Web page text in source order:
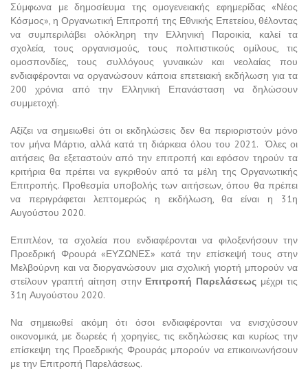
Σύμφωνα με δημοσίευμα της ομογενειακής εφημερίδας «Νέος
Κόσμος», η Οργανωτική Επιτροπή της Εθνικής Επετείου, θέλοντας
να συμπεριλάβει ολόκληρη την Ελληνική Παροικία, καλεί τα
σχολεία, τους οργανισμούς, τους πολιτιστικούς ομίλους, τις
ομοσπονδίες, τους συλλόγους γυναικών και νεολαίας που
ενδιαφέρονται να οργανώσουν κάποια επετειακή εκδήλωση για τα
200 χρόνια από την Ελληνική Επανάσταση να δηλώσουν
συμμετοχή.
Αξίζει να σημειωθεί ότι οι εκδηλώσεις δεν θα περιοριστούν μόνο
τον μήνα Μάρτιο, αλλά κατά τη διάρκεια όλου του 2021. Όλες οι
αιτήσεις θα εξεταστούν από την επιτροπή και εφόσον τηρούν τα
κριτήρια θα πρέπει να εγκριθούν από τα μέλη της Οργανωτικής
Επιτροπής. Προθεσμία υποβολής των αιτήσεων, όπου θα πρέπει
να περιγράφεται λεπτομερώς η εκδήλωση, θα είναι η 31η
Αυγούστου 2020.
Επιπλέον, τα σχολεία που ενδιαφέρονται να φιλοξενήσουν την
Προεδρική Φρουρά «ΕΥΖΩΝΕΣ» κατά την επίσκεψή τους στην
Μελβούρνη και να διοργανώσουν μια σχολική γιορτή μπορούν να
στείλουν γραπτή αίτηση στην Επιτροπή Παρελάσεως μέχρι τις
31η Αυγούστου 2020.
Να σημειωθεί ακόμη ότι όσοι ενδιαφέρονται να ενισχύσουν
οικονομικά, με δωρεές ή χορηγίες, τις εκδηλώσεις και κυρίως την
επίσκεψη της Προεδρικής Φρουράς μπορούν να επικοινωνήσουν
με την Επιτροπή Παρελάσεως.